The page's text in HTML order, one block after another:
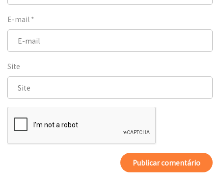
E-mail *
Site